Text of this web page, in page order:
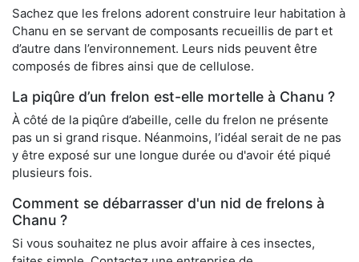
Sachez que les frelons adorent construire leur habitation à
Chanu en se servant de composants recueillis de part et
d’autre dans l’environnement. Leurs nids peuvent être
composés de fibres ainsi que de cellulose.
La piqûre d’un frelon est-elle mortelle à Chanu ?
À côté de la piqûre d’abeille, celle du frelon ne présente
pas un si grand risque. Néanmoins, l’idéal serait de ne pas
y être exposé sur une longue durée ou d'avoir été piqué
plusieurs fois.
Comment se débarrasser d'un nid de frelons à
Chanu ?
Si vous souhaitez ne plus avoir affaire à ces insectes,